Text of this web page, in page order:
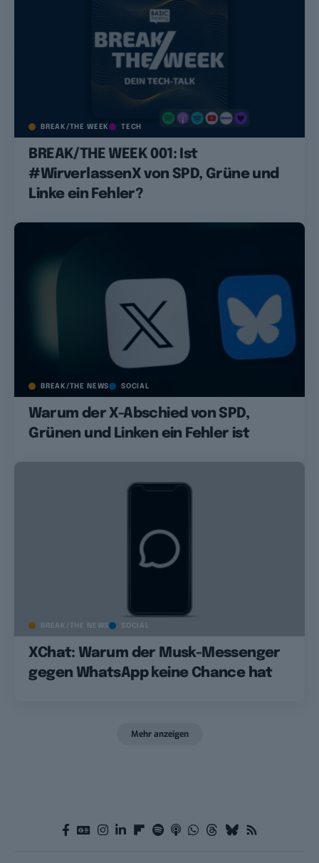
BREAK/THE WEEK TECH
BREAK/THE WEEK 001: Ist
#WirverlassenX von SPD, Grüne und
Linke ein Fehler?
BREAK/THE NEWS SOCIAL
Warum der X-Abschied von SPD,
Grünen und Linken ein Fehler ist
BREAK/THE NEWS SOCIAL
XChat: Warum der Musk-Messenger
gegen WhatsApp keine Chance hat
Mehr anzeigen